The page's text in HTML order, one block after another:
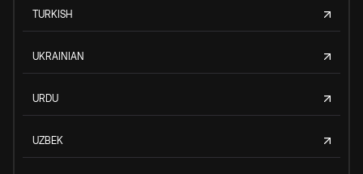
TURKISH
UKRAINIAN
URDU
UZBEK